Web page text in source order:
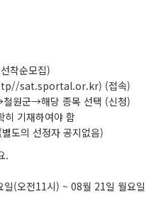
착순모집)
sat.sportal.or.kr) (접속)
원군→해당 종목 선택 (신청)
기재하여야 함
도의 선정자 공지없음)
.
(오전11시) ~ 08월 21일 월요일